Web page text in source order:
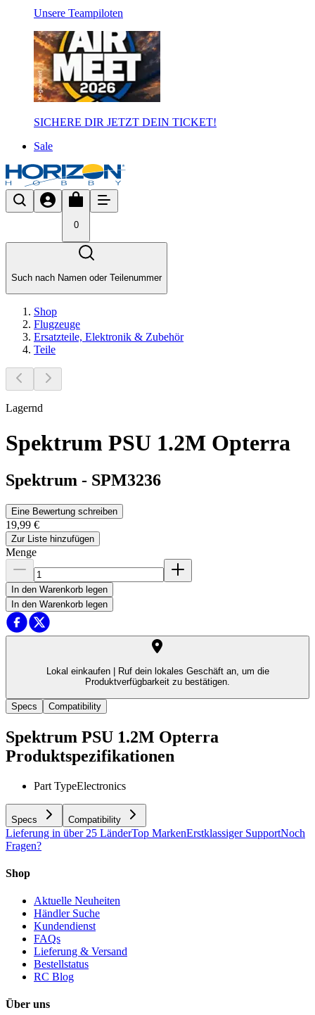
Unsere Teampiloten
SICHERE DIR JETZT DEIN TICKET!
Sale
0
Such nach Namen oder Teilenummer
Shop
Flugzeuge
Ersatzteile, Elektronik & Zubehör
Teile
Lagernd
Spektrum PSU 1.2M Opterra
Spektrum - SPM3236
Eine Bewertung schreiben
19,99 €
Zur Liste hinzufügen
Menge
In den Warenkorb legen
In den Warenkorb legen
Lokal einkaufen |
Ruf dein lokales Geschäft an, um die
Produktverfügbarkeit zu bestätigen.
Specs Compatibility
Spektrum PSU 1.2M Opterra
Produktspezifikationen
Part TypeElectronics
Specs Compatibility
Lieferung in über 25 LänderTop MarkenErstklassiger SupportNoch
Fragen?
Shop
Aktuelle Neuheiten
Händler Suche
Kundendienst
FAQs
Lieferung & Versand
Bestellstatus
RC Blog
Über uns